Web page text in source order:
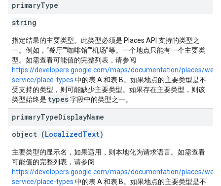
primaryType
string
指定结果的主要类型。此类型必须是 Places API 支持的类型之
一。例如，“餐厅”“咖啡馆”“机场”等。一个地点只能有一个主要类
型。如需查看可能值的完整列表，请参阅
https://developers.google.com/maps/documentation/places/web-
service/place-types 中的表 A 和表 B。如果地点的主要类型是不
受支持的类型，则可能缺少主要类型。如果存在主要类型，则该
类型始终是 types字段中的类型之一。
primaryTypeDisplayName
object (LocalizedText)
主要类型的显示名，如果适用，则本地化为请求语言。如需查看
可能值的完整列表，请参阅
https://developers.google.com/maps/documentation/places/web-
service/place-types 中的表 A 和表 B。如果地点的主要类型是不